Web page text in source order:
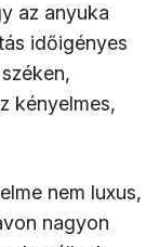
az anyuka
időigényes
kényelmes,
nem luxus,
nagyon